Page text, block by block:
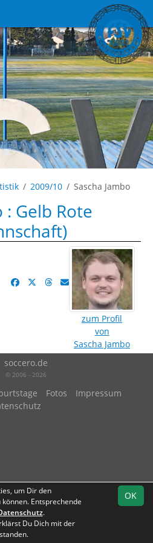
2009/10 Sascha Jambo
: Gelb Rote
zum Profil
von
Sascha Jambo
soccero.de
© 2006 - 2026
Fotos
Impressum
OK
um Dir den
Entsprechende
.
Du Dich mit der